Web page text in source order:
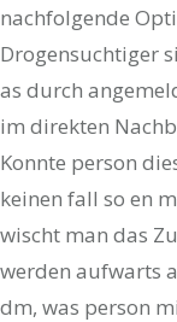
nachfolgende
Drogensuchtiger
as durch
im direkten
Konnte person
keinen fall so en
wischt man das
werden aufwarts
dm, was person